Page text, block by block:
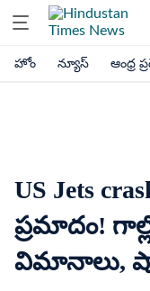
హోం న్యూస్ ఆంధ్ర
US Jets
ప్రమాదం!
విమానాలు,